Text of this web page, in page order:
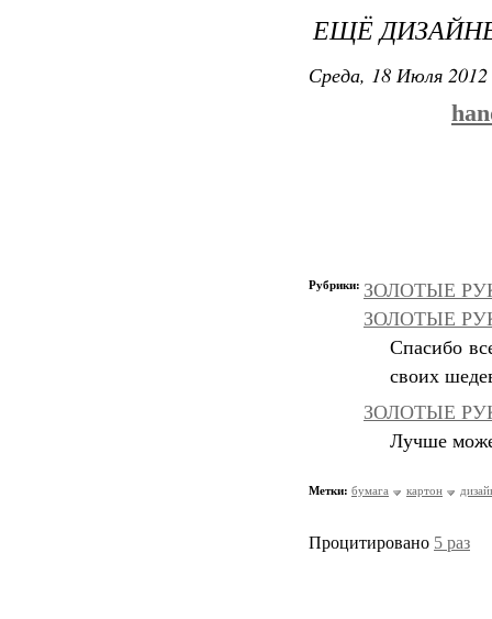
ЕЩЁ
Среда, 18 Июля
Рубрики: ЗОЛОТЫЕ
ЗОЛОТЫЕ
Спасибо
своих
ЗОЛОТЫЕ
Лучше
Метки: бумага картон
Процитировано 5 раз